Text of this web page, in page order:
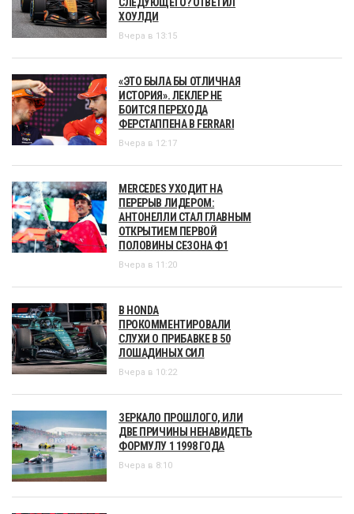
ХОУЛДИ
Вчера в 13:15
«ЭТО БЫЛА БЫ ОТЛИЧНАЯ
ИСТОРИЯ». ЛЕКЛЕР НЕ
БОИТСЯ ПЕРЕХОДА
ФЕРСТАППЕНА В FERRARI
Вчера в 12:17
MERCEDES УХОДИТ НА
ПЕРЕРЫВ ЛИДЕРОМ:
АНТОНЕЛЛИ СТАЛ ГЛАВНЫМ
ОТКРЫТИЕМ ПЕРВОЙ
ПОЛОВИНЫ СЕЗОНА Ф1
Вчера в 11:20
В HONDA
ПРОКОММЕНТИРОВАЛИ
СЛУХИ О ПРИБАВКЕ В 50
ЛОШАДИНЫХ СИЛ
Вчера в 10:22
ЗЕРКАЛО ПРОШЛОГО, ИЛИ
ДВЕ ПРИЧИНЫ НЕНАВИДЕТЬ
ФОРМУЛУ 1 1998 ГОДА
Вчера в 8:10